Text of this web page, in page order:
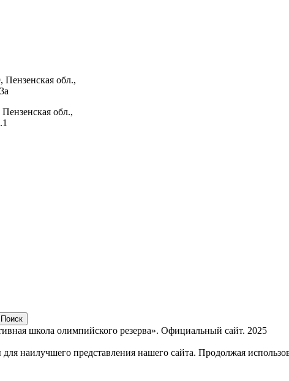
Пензенская обл.,
обл.,
Поиск
школа олимпийского резерва». Официальный сайт. 2025
наилучшего представления нашего сайта. Продолжая